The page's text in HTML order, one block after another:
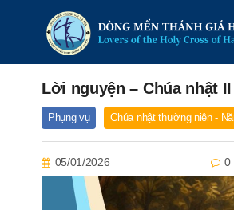
Lời nguyện – Chúa nhật
Phụng vụ Chúa nhật thường niên -
05/01/2026 0